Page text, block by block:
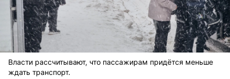
Власти рассчитывают, что пассажирам придётся меньше
ждать транспорт.